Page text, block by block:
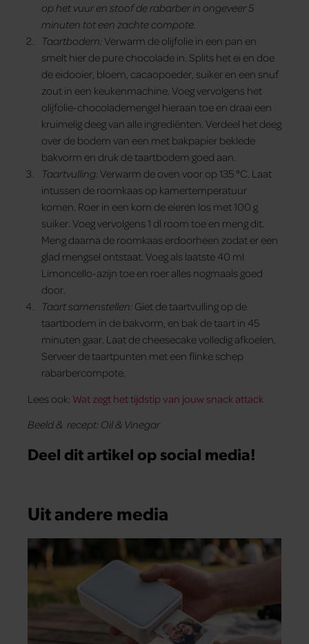
op het vuur en stoof de rabarber in ongeveer 5
minuten tot een zachte compote.
Taartbodem:Verwarm de olijfolie in een pan en
smelt hier de pure chocolade in. Splits het ei en doe
de eidooier, bloem, cacaopoeder, suiker en een snuf
zout in een keukenmachine. Voeg vervolgens het
olijfolie-chocolademengel hieraan toe en draai een
kruimelig deeg van alle ingrediënten. Verdeel het deeg
over de bodem van een met bakpapier beklede
bakvorm en druk de taartbodem goed aan.
Taartvulling:Verwarm de oven voor op 135 °C. Laat
intussen de roomkaas op kamertemperatuur
komen. Roer in een kom de eieren los met 100 g
suiker. Voeg vervolgens 1 dl room toe en meng dit.
Meng daarna de roomkaas erdoorheen zodat er een
glad mengsel ontstaat. Voeg als laatste 40 ml
Limoncello-azijn toe en roer alles nogmaals goed
door.
Taart samenstellen: Giet de taartvulling op de
taartbodem in de bakvorm, en bak de taart in 45
minuten gaar. Laat de cheesecake volledig afkoelen.
Serveer de taartpunten met een flinke schep
rabarbercompote.
Lees ook: Wat zegt het tijdstip van jouw snack attack
Beeld & recept: Oil & Vinegar
Deel dit artikel op social media!
Uit andere media